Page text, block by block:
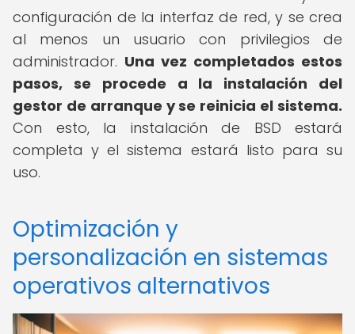
configuración de la interfaz de red, y se crea
al menos un usuario con privilegios de
administrador. Una vez completados estos
pasos, se procede a la instalación del
gestor de arranque y se reinicia el sistema.
Con esto, la instalación de BSD estará
completa y el sistema estará listo para su
uso.
Optimización y
personalización en sistemas
operativos alternativos